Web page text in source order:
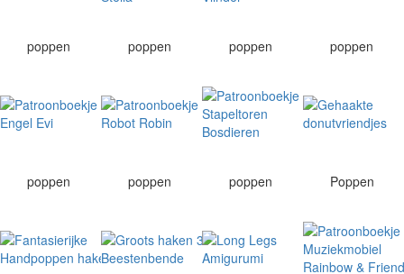
poppen poppen poppen poppen
poppen poppen poppen Poppen